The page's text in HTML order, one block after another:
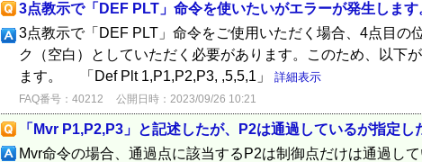
3点教示で「DEF PLT」命令を使いたいがエラーが発生します
3点教示で「DEF PLT」命令をご使用いただく場合、4点目の
ク（空白）としていただく必要があります。このため、以下
ます。 「Def Plt 1,P1,P2,P3, ,5,5,1」 詳細表示
FAQ番号：40212 公開日時：2023/09/26 10:21
「Mvr P1,P2,P3」と記述したが、P2は通過しているが指定し
Mvr命令の場合、通過点に該当するP2は制御点だけは通過し